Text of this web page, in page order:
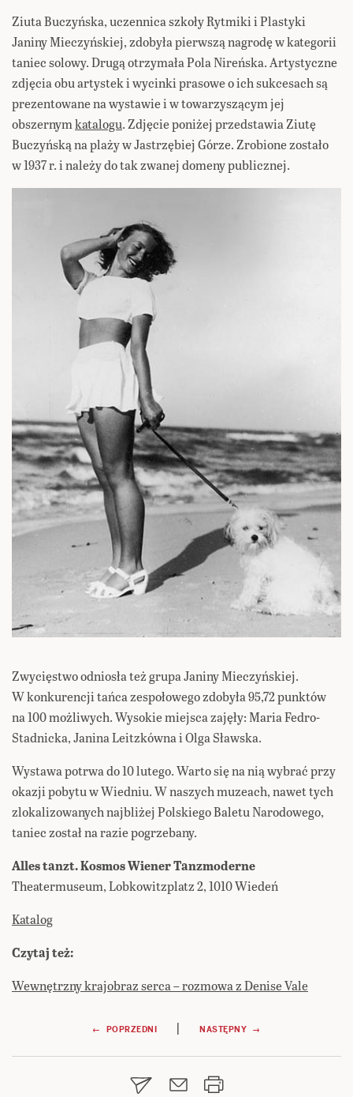
Ziuta Buczyńska, uczennica szkoły Rytmiki i Plastyki
Janiny Mieczyńskiej, zdobyła pierwszą nagrodę w kategorii
taniec solowy. Drugą otrzymała Pola Nireńska. Artystyczne
zdjęcia obu artystek i wycinki prasowe o ich sukcesach są
prezentowane na wystawie i w towarzyszącym jej
obszernymkatalogu. Zdjęcie poniżej przedstawia Ziutę
Buczyńską na plaży w Jastrzębiej Górze. Zrobione zostało
w 1937 r. i należy do tak zwanej domeny publicznej.
Zwycięstwo odniosła też grupa Janiny Mieczyńskiej.
W konkurencji tańca zespołowego zdobyła 95,72 punktów
na 100 możliwych. Wysokie miejsca zajęły: Maria Fedro-
Stadnicka, Janina Leitzkówna i Olga Sławska.
Wystawa potrwa do 10 lutego. Warto się na nią wybrać przy
okazji pobytu w Wiedniu. W naszych muzeach, nawet tych
zlokalizowanych najbliżej Polskiego Baletu Narodowego,
taniec został na razie pogrzebany.
Alles tanzt. Kosmos Wiener Tanzmoderne
Theatermuseum, Lobkowitzplatz 2, 1010 Wiedeń
Katalog
Czytaj też:
Wewnętrzny krajobraz serca – rozmowa z Denise Vale
Nawigacja
wpisu
← POPRZEDNI | NASTĘPNY →